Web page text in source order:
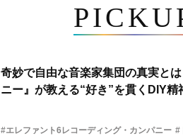
奇妙で自由な音楽家集団の真実と
ニー』が教える“好き”を貫くDIY精
#エレファント6レコーディング・カンパニー #